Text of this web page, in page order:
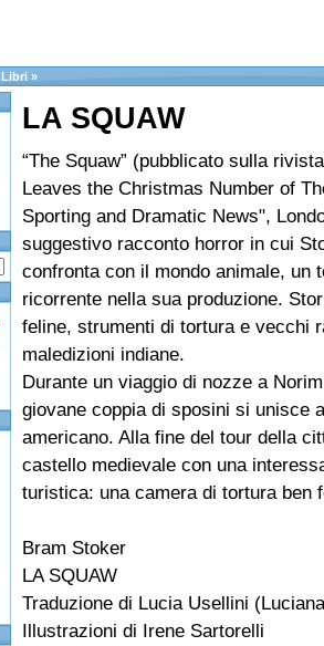
Libri »
LA SQUAW
“The Squaw” (pubblicato sulla
Leaves the Christmas Number of
Sporting and Dramatic News",
suggestivo racconto horror in cui
confronta con il mondo animale, un
ricorrente nella sua produzione.
feline, strumenti di tortura e vecchi
maledizioni indiane.
Durante un viaggio di nozze a
giovane coppia di sposini si unisce
americano. Alla fine del tour della
castello medievale con una
turistica: una camera di tortura ben
Bram Stoker
LA SQUAW
Traduzione di Lucia Usellini
Illustrazioni di Irene Sartorelli